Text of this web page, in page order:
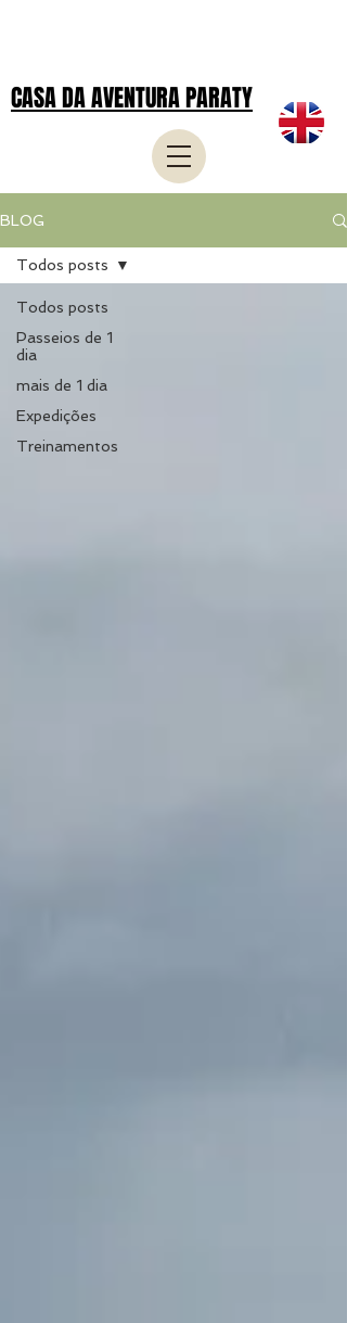
CASA DA AVENTURA PARATY
BLOG
Todos posts
Passeios de 1
dia
mais de 1 dia
Expedições
Treinamentos
Todos posts